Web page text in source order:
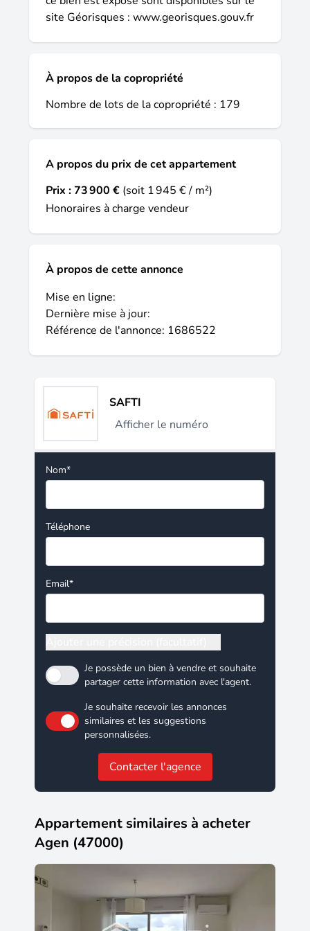
site Géorisques : www.georisques.gouv.fr
À propos de la copropriété
Nombre de lots de la copropriété : 179
A propos du prix de cet appartement
Prix :73 900 € (soit 1 945 € / m²)
Honoraires à charge vendeur
À propos de cette annonce
Mise en ligne:
Dernière mise à jour:
Référence de l'annonce: 1686522
SAFTI
Afficher le numéro
Nom*
Téléphone
Email*
Je possède un bien à vendre et souhaite
partager cette information avec l'agent.
Je souhaite recevoir les annonces
similaires et les suggestions
personnalisées.
Contacter l'agence
Appartement similaires à acheter
Agen (47000)